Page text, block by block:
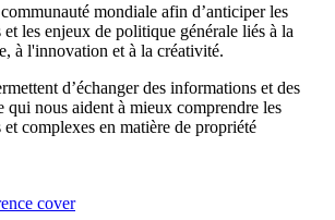
mondiale afin d’anticiper les
et les enjeux de politique générale liés à la
à l'innovation et à la créativité.
d’échanger des informations et des
qui nous aident à mieux comprendre les
et complexes en matière de propriété